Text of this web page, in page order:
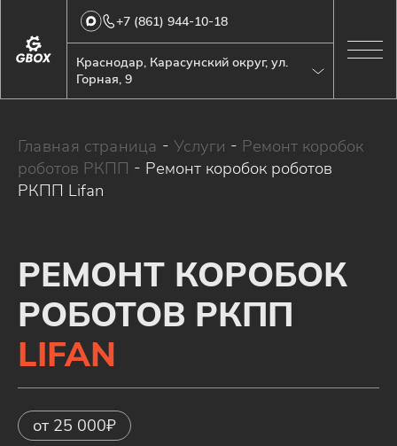
Краснодар, Карасунский округ, ул.
Горная, 9
+7 (861) 944-10-18
Главная страница - Услуги - Ремонт коробок
роботов РКПП - Ремонт коробок роботов
РКПП Lifan
РЕМОНТ КОРОБОК
РОБОТОВ РКПП
LIFAN
от 25 000₽